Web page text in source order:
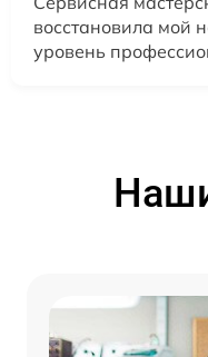
восстановила мой
уровень